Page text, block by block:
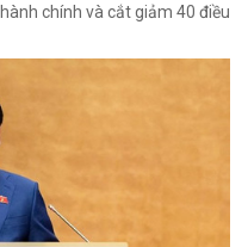
chính và cắt giảm 40 điều